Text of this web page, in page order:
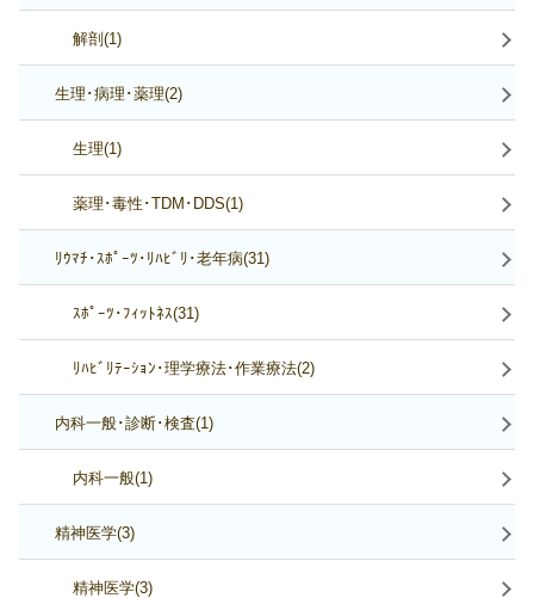
解剖(1)
生理･病理･薬理(2)
生理(1)
薬理･毒性･TDM･DDS(1)
ﾘｳﾏﾁ･ｽﾎﾟｰﾂ･ﾘﾊﾋﾞﾘ･老年病(31)
ｽﾎﾟｰﾂ･ﾌｨｯﾄﾈｽ(31)
ﾘﾊﾋﾞﾘﾃｰｼｮﾝ･理学療法･作業療法(2)
内科一般･診断･検査(1)
内科一般(1)
精神医学(3)
精神医学(3)